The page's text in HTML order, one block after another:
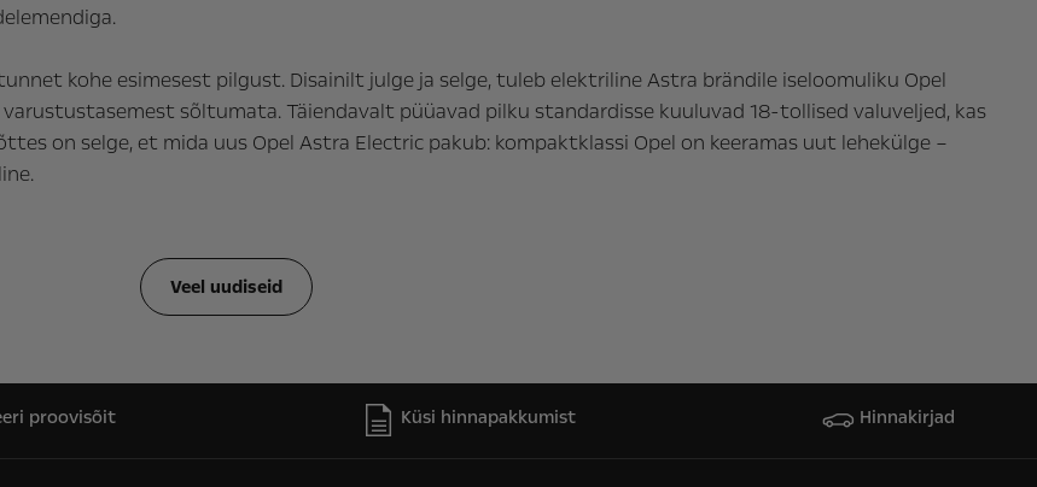
kohe esimesest pilgust. Disainilt julge ja selge, tuleb elektriline Astra brändile iseloomuliku Opel
sõltumata. Täiendavalt püüavad pilku standardisse kuuluvad 18-tollised valuveljed, kas
on selge, et mida uus Opel Astra Electric pakub: kompaktklassi Opel on keeramas uut lehekülge –
Veel uudiseid
proovisõit Küsi hinnapakkumist Hinnakirjad